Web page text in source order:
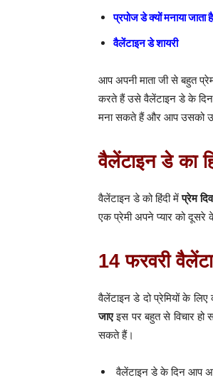
प्रपोज डे क्यों मनाया जाता
वैलेंटाइन डे शायरी
आप अपनी माता जी से बहुत
करते हैं उसे वैलेंटाइन डे के
मना सकते हैं और आप उसको
वैलेंटाइन डे का
वैलेंटाइन डे को हिंदी मेंप्रेम
एक प्रेमी अपने प्यार को
14 फरवरी
वैलेंटाइन डे दो प्रेमियों के
जाएइस पर बहुत से विचार
सकते हैं।
वैलेंटाइन डे के दिन आप